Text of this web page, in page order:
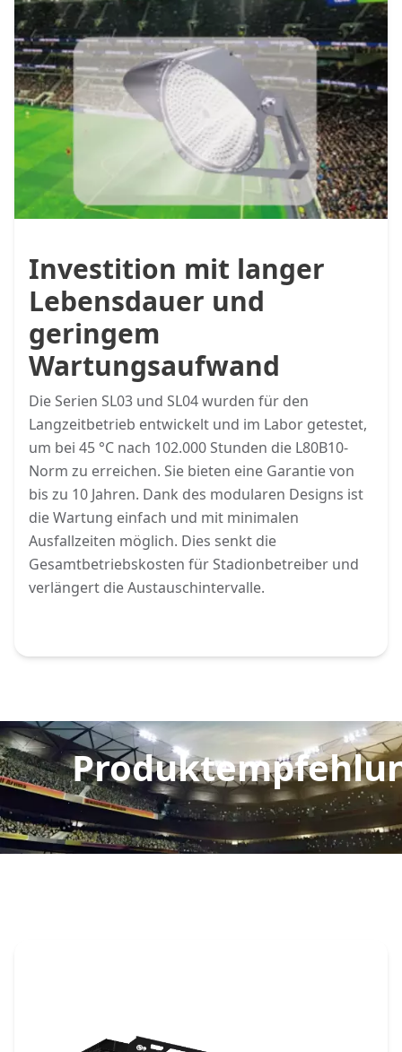
Investition mit langer
Lebensdauer und
geringem
Wartungsaufwand
Die Serien SL03 und SL04 wurden für den
Langzeitbetrieb entwickelt und im Labor getestet,
um bei 45 °C nach 102.000 Stunden die L80B10-
Norm zu erreichen. Sie bieten eine Garantie von
bis zu 10 Jahren. Dank des modularen Designs ist
die Wartung einfach und mit minimalen
Ausfallzeiten möglich. Dies senkt die
Gesamtbetriebskosten für Stadionbetreiber und
verlängert die Austauschintervalle.